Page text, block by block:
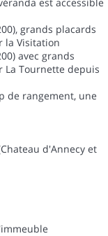
grands placards
la Visitation
avec grands
La Tournette depuis
de rangement, une
d'Annecy et